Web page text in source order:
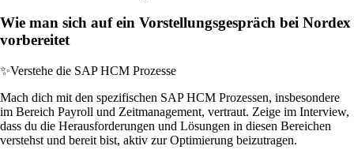
Wie man sich auf ein Vorstellungsgespräch bei Nordex
vorbereitet
✨Verstehe die SAP HCM Prozesse
Mach dich mit den spezifischen SAP HCM Prozessen, insbesondere
im Bereich Payroll und Zeitmanagement, vertraut. Zeige im Interview,
dass du die Herausforderungen und Lösungen in diesen Bereichen
verstehst und bereit bist, aktiv zur Optimierung beizutragen.